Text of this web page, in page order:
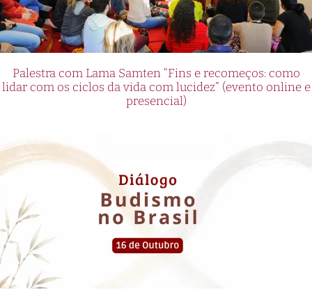
Palestra com Lama Samten “Fins e recomeços: como
lidar com os ciclos da vida com lucidez” (evento online e
presencial)